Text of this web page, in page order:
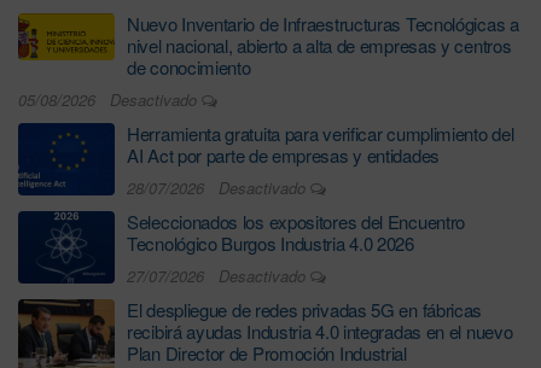
Nuevo Inventario de Infraestructuras Tecnológicas a
nivel nacional, abierto a alta de empresas y centros
de conocimiento
05/08/2026 Desactivado
Herramienta gratuita para verificar cumplimiento del
AI Act por parte de empresas y entidades
28/07/2026 Desactivado
Seleccionados los expositores del Encuentro
Tecnológico Burgos Industria 4.0 2026
27/07/2026 Desactivado
El despliegue de redes privadas 5G en fábricas
recibirá ayudas Industria 4.0 integradas en el nuevo
Plan Director de Promoción Industrial